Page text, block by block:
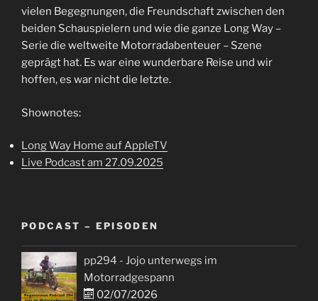
vielen Begegnungen, die Freundschaft zwischen den
beiden Schauspielern und wie die ganze Long Way –
Serie die weltweite Motorradabenteuer – Szene
geprägt hat. Es war eine wunderbare Reise und wir
hoffen, es war nicht die letzte.
Shownotes:
Long Way Home auf AppleTV
Live Podcast am 27.09.2025
PODCAST – EPISODEN
pp294 - Jojo unterwegs im
Motorradgespann
02/07/2026